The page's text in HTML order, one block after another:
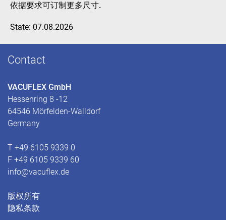
依据要求可订制更多尺寸.
State: 07.08.2026
Contact
VACUFLEX GmbH
Hessenring 8 -12
64546 Mörfelden-Walldorf
Germany
T +49 6105 9339 0
F +49 6105 9339 60
info@vacuflex.de
版权所有
隐私条款